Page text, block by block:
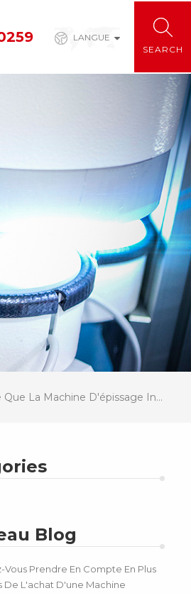
LANGUE
Qu'est-Ce Que La Machine D'épissage Intelligente SMT Youngpool SMT
Blog
Vous Prendre En Compte En Plus
De L'achat D'une Machine